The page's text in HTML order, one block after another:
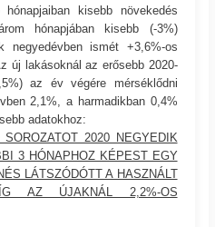
kisebb növekedés
hónapjában kisebb (-3%)
negyedévben ismét +3,6%-os
új lakásoknál az erősebb 2020-
az év végére mérséklődni
2,1%, a harmadikban 0,4%
adatokhoz:
SOROZATOT 2020 NEGYEDIK
3 HÓNAPHOZ KÉPEST EGY
LÁTSZÓDÓTT A HASZNÁLT
AZ ÚJAKNÁL 2,2%-OS